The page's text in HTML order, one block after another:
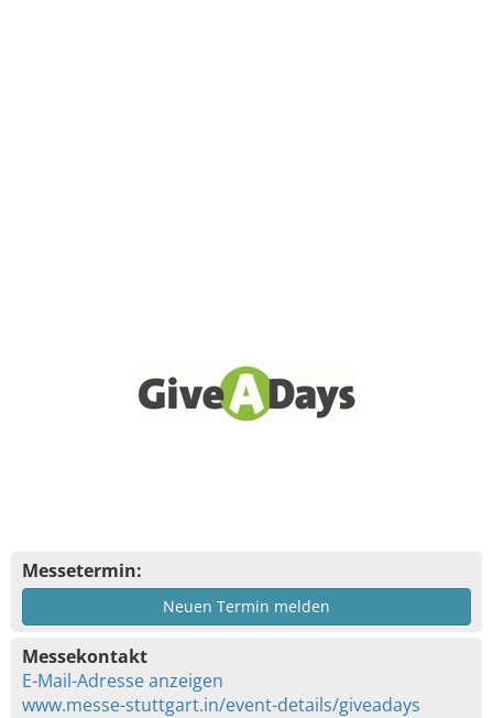
Messetermin:
Neuen Termin melden
Messekontakt
E-Mail-Adresse anzeigen
www.messe-stuttgart.in/event-details/giveadays